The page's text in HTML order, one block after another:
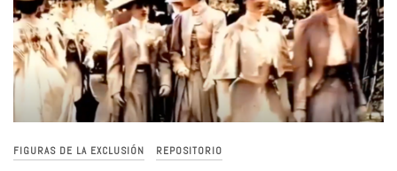
FIGURAS DE LA EXCLUSIÓN REPOSITORIO